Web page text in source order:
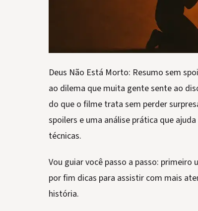
Deus Não Está Morto: Resumo sem
ao dilema que muita gente sente ao
do que o filme trata sem perder
spoilers e uma análise prática que
técnicas.
Vou guiar você passo a passo:
por fim dicas para assistir com mais
história.